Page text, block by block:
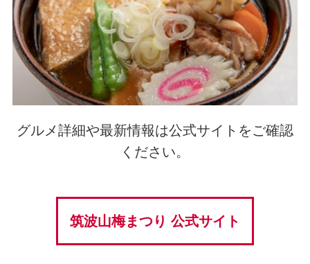
グルメ詳細や最新情報は公式サイトをご確認
ください。
筑波山梅まつり 公式サイト